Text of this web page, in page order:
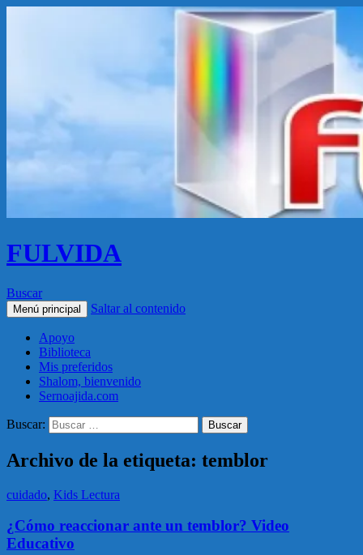
FULVIDA
Buscar
Menú principal Saltar al contenido
Apoyo
Biblioteca
Mis preferidos
Shalom, bienvenido
Sernoajida.com
Buscar:
Archivo de la etiqueta: temblor
cuidado, Kids Lectura
¿Cómo reaccionar ante un temblor? Video
Educativo